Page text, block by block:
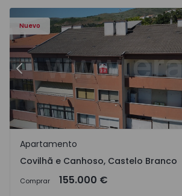
Nuevo
- 18
Apartamento T2 Covilhã, Covilhã e
Anterior
Covilhã e Canhoso, Castelo Branco
Apartamento
Covilhã e Canhoso, Castelo Branco
Comprar 155.000 €